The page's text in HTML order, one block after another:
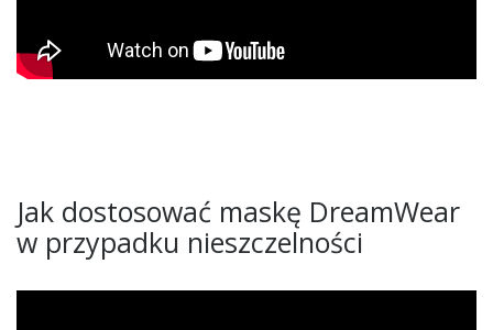
Jak dostosować maskę DreamWear
w przypadku nieszczelności